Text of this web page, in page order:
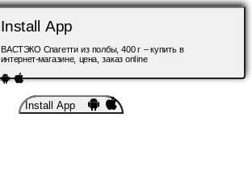
Install App
ВАСТЭКО Спагетти из полбы, 400 г – купить в
интернет-магазине, цена, заказ online
Install App